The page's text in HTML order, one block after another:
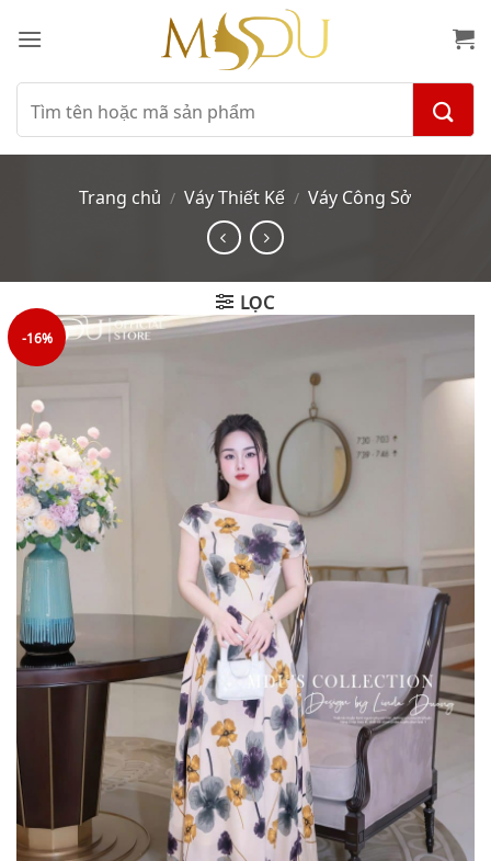
qua
dungTìm
kiếm:
Trang chủ / Váy Thiết Kế / Váy Công Sở
LỌC
-16%